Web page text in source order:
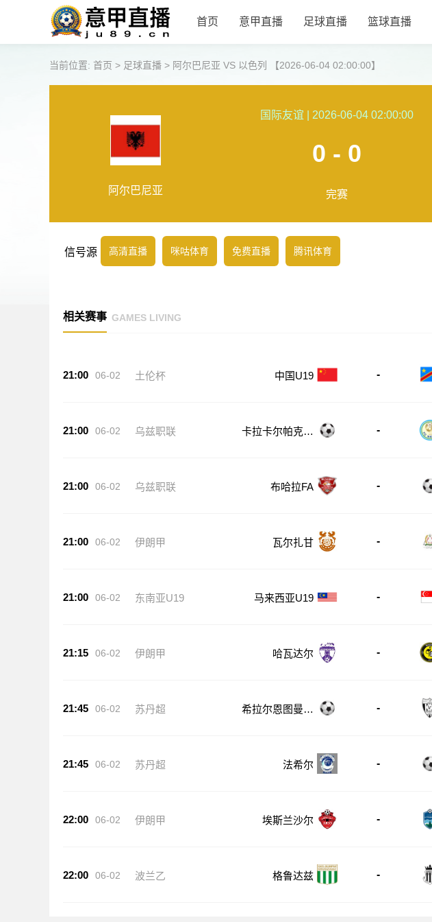
首页 意甲直播 足球直播 篮球直播
当前位置: 首页 > 足球直播 > 阿尔巴尼亚 VS 以色列 【2026-06-04 02:00:00】
阿尔巴尼亚
国际友谊 2026-06-04 02:00:00
0 - 0
完赛
信号源 高清直播 咪咕体育 免费直播 腾讯体育
相关赛事 GAMES LIVING
21:00 06-02 土伦杯 中国U19 -
21:00 06-02 乌兹职联
卡拉卡尔帕克斯
-
21:00 06-02 乌兹职联 布哈拉FA -
21:00 06-02 伊朗甲 瓦尔扎甘 -
21:00 06-02 东南亚U19 马来西亚U19 -
21:15 06-02 伊朗甲 哈瓦达尔 -
21:45 06-02 苏丹超
希拉尔恩图曼B
-
21:45 06-02 苏丹超 法希尔 -
22:00 06-02 伊朗甲 埃斯兰沙尔 -
22:00 06-02 波兰乙 格鲁达兹 -